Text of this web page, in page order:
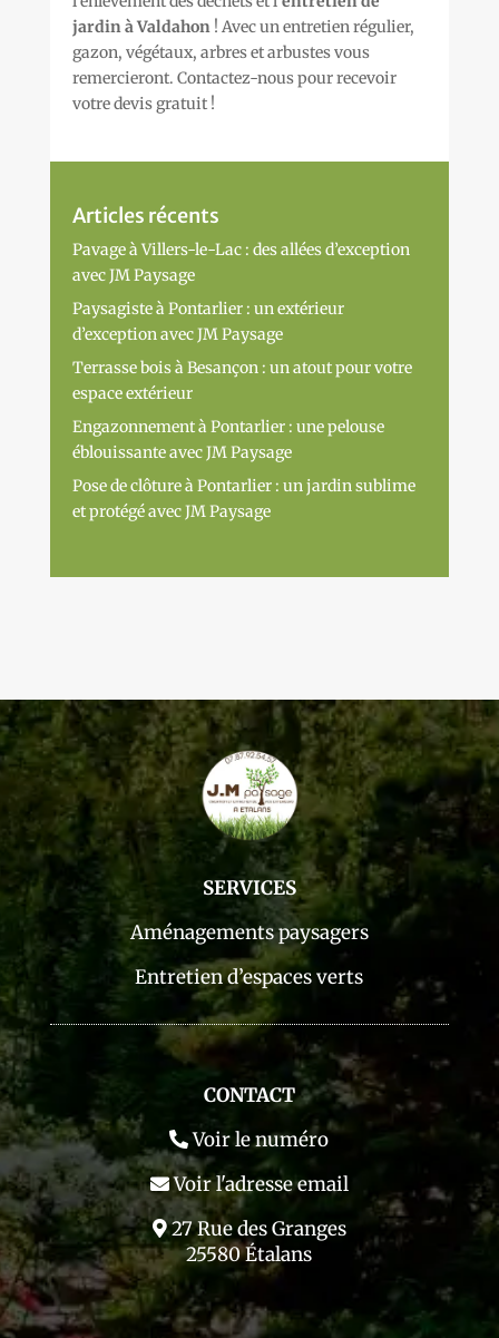
jardin à Valdahon! Avec un entretien régulier,
gazon, végétaux, arbres et arbustes vous
remercieront. Contactez-nous pour recevoir
votre devis gratuit !
Articles récents
Pavage à Villers-le-Lac : des allées d’exception
avec JM Paysage
Paysagiste à Pontarlier : un extérieur
d’exception avec JM Paysage
Terrasse bois à Besançon : un atout pour votre
espace extérieur
Engazonnement à Pontarlier : une pelouse
éblouissante avec JM Paysage
Pose de clôture à Pontarlier : un jardin sublime
et protégé avec JM Paysage
SERVICES
Aménagements paysagers
Entretien d’espaces verts
CONTACT
Voir le numéro
Voir l'adresse email
27 Rue des Granges
25580 Étalans